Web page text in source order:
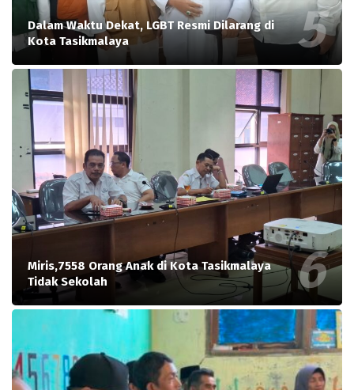
Dalam Waktu Dekat, LGBT Resmi Dilarang di
Kota Tasikmalaya
Miris,7558 Orang Anak di Kota Tasikmalaya
Tidak Sekolah